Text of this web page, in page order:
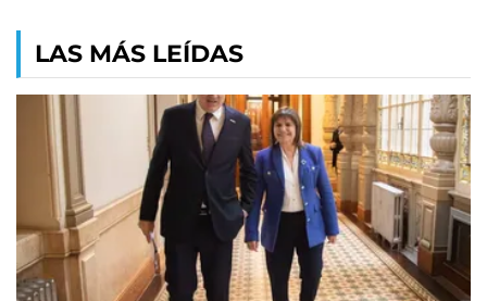
LAS MÁS LEÍDAS